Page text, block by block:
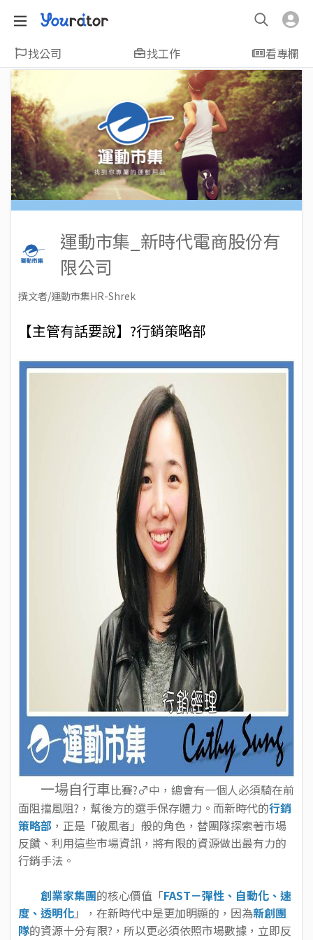
找公司 找工作 看專欄
運動市集_新時代電商股份有
限公司
撰文者/運動市集HR-Shrek
【主管有話要說】?行銷策略部
一場自行車比賽?‍♂️中，總會有一個人必須騎在前
面阻擋風阻?，幫後方的選手保存體力。而新時代的行銷
策略部 ，正是「破風者」般的角色，替團隊探索著市場
反饋、利用這些市場資訊，將有限的資源做出最有力的
行銷手法。
創業家集團的核心價值「FAST－彈性、自動化、速
度、透明化」，在新時代中是更加明顯的，因為新創團
隊的資源十分有限?，所以更必須依照市場數據，立即反